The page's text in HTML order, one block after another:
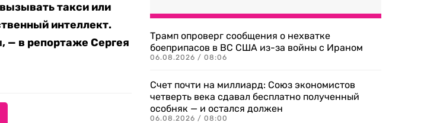
такси или
интеллект.
— в репортаже Сергея
Трамп опроверг сообщения о нехватке
боеприпасов в ВС США из-за войны с Ираном
06.08.2026 / 08:06
Счет почти на миллиард: Союз экономистов
четверть века сдавал бесплатно полученный
особняк — и остался должен
06.08.2026 / 08:00